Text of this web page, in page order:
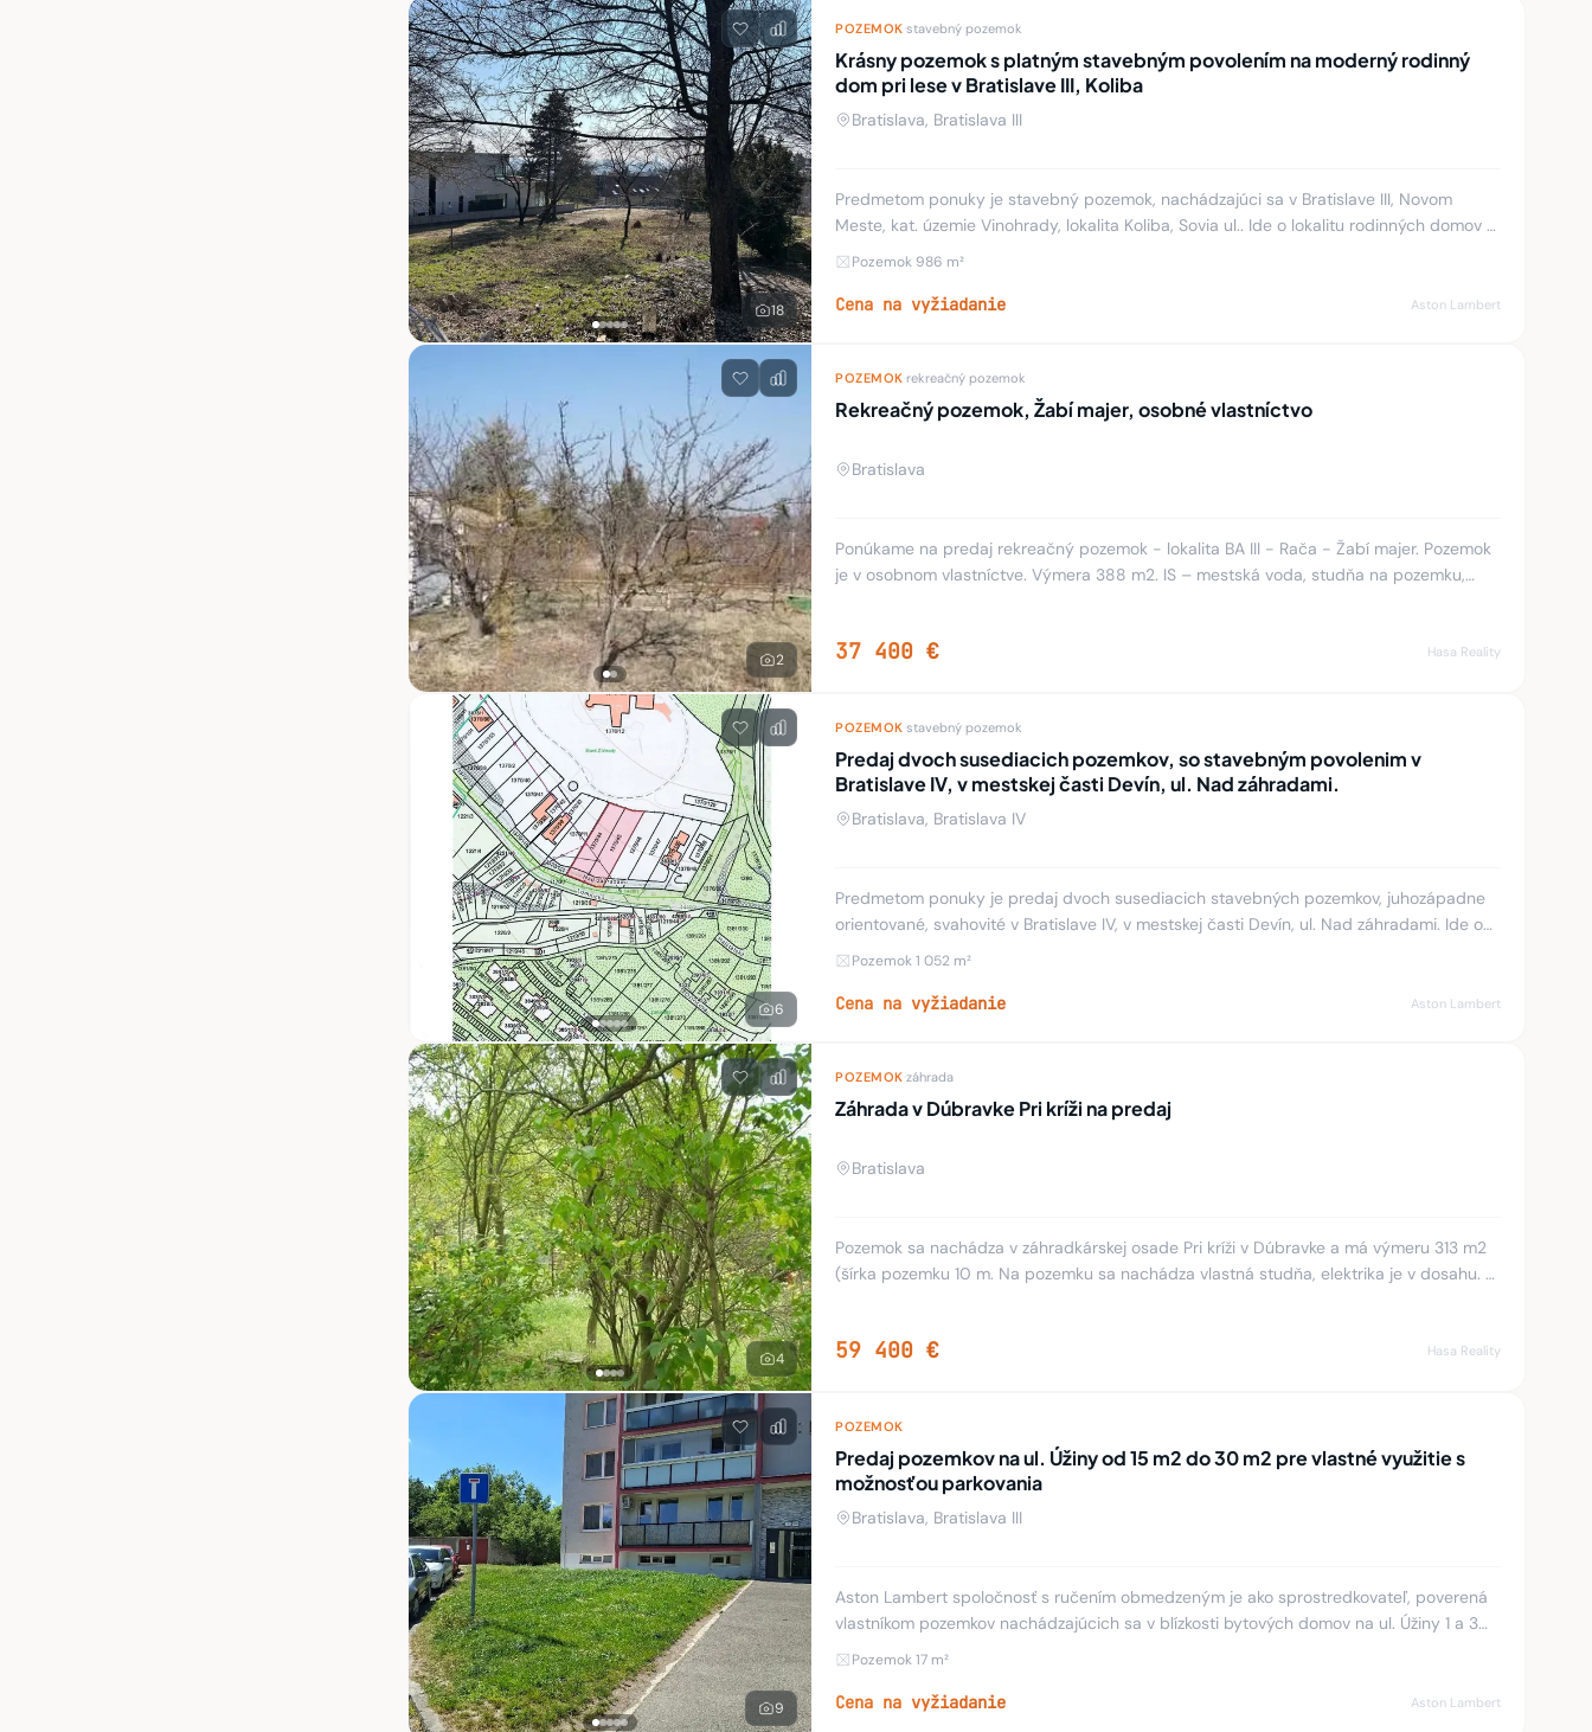
18
POZEMOK stavebný pozemok
Krásny pozemok s platným stavebným povolením na moderný rodinný
dom pri lese v Bratislave III, Koliba
Bratislava, Bratislava III
Predmetom ponuky je stavebný pozemok, nachádzajúci sa v Bratislave III, Novom
Meste, kat. územie Vinohrady, lokalita Koliba, Sovia ul.. Ide o lokalitu rodinných domov s
prístupom z dvoch strán po Bru
Pozemok 986 m²
Cena na vyžiadanie Aston Lambert
2
POZEMOK rekreačný pozemok
Rekreačný pozemok, Žabí majer, osobné vlastníctvo
Bratislava
Ponúkame na predaj rekreačný pozemok - lokalita BA III - Rača - Žabí majer. Pozemok
je v osobnom vlastníctve. Výmera 388 m2. IS – mestská voda, studňa na pozemku,
37 400 € Hasa Reality
6
POZEMOK stavebný pozemok
Predaj dvoch susediacich pozemkov, so stavebným povolenim v
Bratislave IV, v mestskej časti Devín, ul. Nad záhradami.
Bratislava, Bratislava IV
Predmetom ponuky je predaj dvoch susediacich stavebných pozemkov, juhozápadne
orientované, svahovité v Bratislave IV, v mestskej časti Devín, ul. Nad záhradami. Ide o
novo sa tvoriacu rezidenčnú št
Pozemok 1 052 m²
Cena na vyžiadanie Aston Lambert
4
POZEMOK záhrada
Záhrada v Dúbravke Pri kríži na predaj
Bratislava
Pozemok sa nachádza v záhradkárskej osade Pri kríži v Dúbravke a má výmeru 313 m2
(šírka pozemku 10 m. Na pozemku sa nachádza vlastná studňa, elektrika je v dosahu. V
59 400 € Hasa Reality
9
POZEMOK
Predaj pozemkov na ul. Úžiny od 15 m2 do 30 m2 pre vlastné využitie s
možnosťou parkovania
Bratislava, Bratislava III
Aston Lambert spoločnosť s ručením obmedzeným je ako sprostredkovateľ, poverená
vlastníkom pozemkov nachádzajúcich sa v blízkosti bytových domov na ul. Úžiny 1 a 3
predajom týchto parciel (označené če
Pozemok 17 m²
Cena na vyžiadanie Aston Lambert